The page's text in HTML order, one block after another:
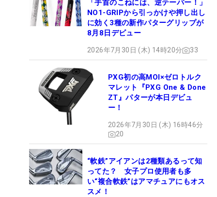
「手首のこねには、逆テーパー！」
NO1-GRIPから引っかけや押し出し
に効く3種の新作パターグリップが
8月8日デビュー
2026年7月30日 (木) 14時20分 33
PXG初の高MOI×ゼロトルク
マレット『PXG One & Done
ZT』パターが本日デビュ
ー！
2026年7月30日 (木) 16時46分
20
“軟鉄”アイアンは2種類あるって知
ってた？ 女子プロ使用者も多
い“複合軟鉄”はアマチュアにもオス
スメ！